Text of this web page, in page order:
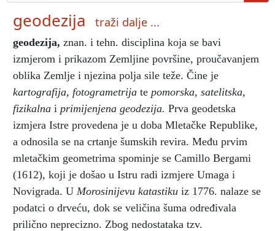
geodezija traži dalje ...
geodezija, znan. i tehn. disciplina koja se bavi
izmjerom i prikazom Zemljine površine, proučavanjem
oblika Zemlje i njezina polja sile teže. Čine je
kartografija, fotogrametrija te pomorska, satelitska,
fizikalna i primijenjena geodezija. Prva geodetska
izmjera Istre provedena je u doba Mletačke Republike,
a odnosila se na crtanje šumskih revira. Među prvim
mletačkim geometrima spominje se Camillo Bergami
(1612), koji je došao u Istru radi izmjere Umaga i
Novigrada. U Morosinijevu katastiku iz 1776. nalaze se
podatci o drveću, dok se veličina šuma određivala
prilično neprecizno. Zbog nedostataka tzv.